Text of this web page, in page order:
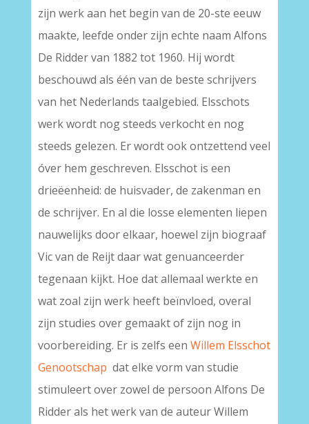
zijn werk aan het begin van de 20-ste eeuw
maakte, leefde onder zijn echte naam Alfons
De Ridder van 1882 tot 1960. Hij wordt
beschouwd als één van de beste schrijvers
van het Nederlands taalgebied. Elsschots
werk wordt nog steeds verkocht en nog
steeds gelezen. Er wordt ook ontzettend veel
óver hem geschreven. Elsschot is een
drieëenheid: de huisvader, de zakenman en
de schrijver. En al die losse elementen liepen
nauwelijks door elkaar, hoewel zijn biograaf
Vic van de Reijt daar wat genuanceerder
tegenaan kijkt. Hoe dat allemaal werkte en
wat zoal zijn werk heeft beïnvloed, overal
zijn studies over gemaakt of zijn nog in
voorbereiding. Er is zelfs een Willem Elsschot
Genootschap dat elke vorm van studie
stimuleert over zowel de persoon Alfons De
Ridder als het werk van de auteur Willem